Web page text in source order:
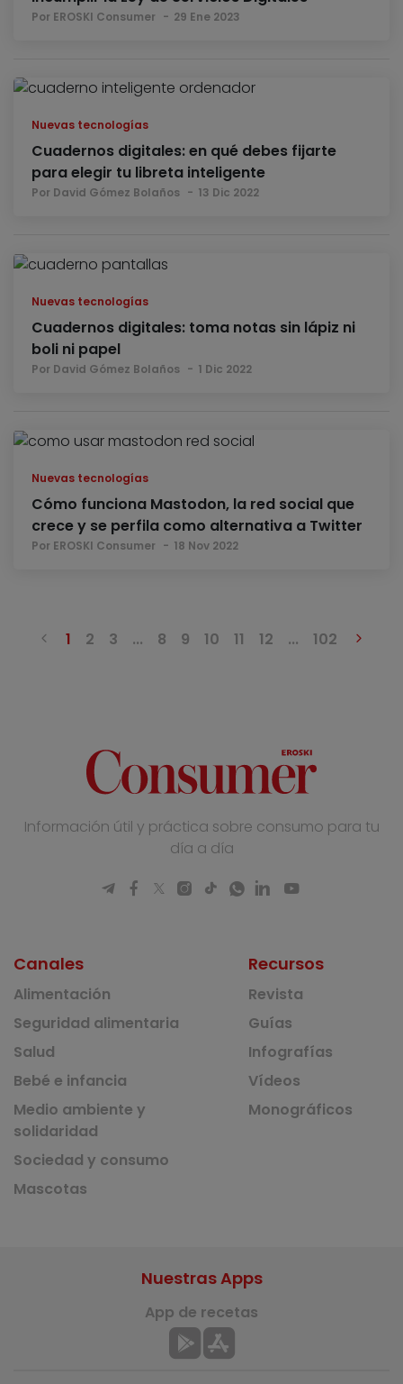
Por EROSKI Consumer 29 Ene 2023
Nuevas tecnologías
Cuadernos digitales: en qué debes fijarte
para elegir tu libreta inteligente
Por David Gómez Bolaños 13 Dic 2022
Nuevas tecnologías
Cuadernos digitales: toma notas sin lápiz ni
boli ni papel
Por David Gómez Bolaños 1 Dic 2022
Nuevas tecnologías
Cómo funciona Mastodon, la red social que
crece y se perfila como alternativa a Twitter
Por EROSKI Consumer 18 Nov 2022
Anterior
1 2 3 ... 8 9 10 11 12 ... 102
Información útil y práctica sobre consumo para tu
día a día
Canales
Alimentación
Seguridad alimentaria
Salud
Bebé e infancia
Medio ambiente y
solidaridad
Sociedad y consumo
Mascotas
Recursos
Revista
Guías
Infografías
Vídeos
Monográficos
Nuestras Apps
App de recetas